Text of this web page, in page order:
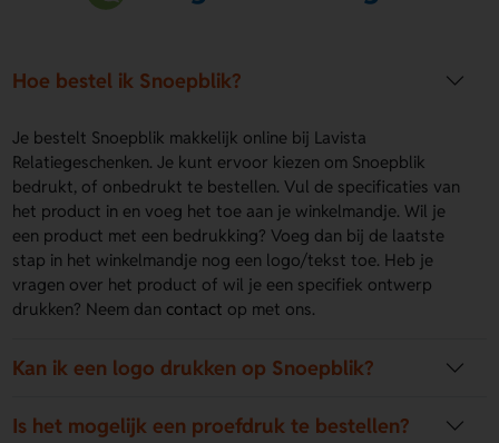
Hoe bestel ik Snoepblik?
Je bestelt Snoepblik makkelijk online bij Lavista
Relatiegeschenken. Je kunt ervoor kiezen om Snoepblik
bedrukt, of onbedrukt te bestellen. Vul de specificaties van
het product in en voeg het toe aan je winkelmandje. Wil je
een product met een bedrukking? Voeg dan bij de laatste
stap in het winkelmandje nog een logo/tekst toe. Heb je
vragen over het product of wil je een specifiek ontwerp
drukken? Neem dan contact op met ons.
Kan ik een logo drukken op Snoepblik?
Is het mogelijk een proefdruk te bestellen?